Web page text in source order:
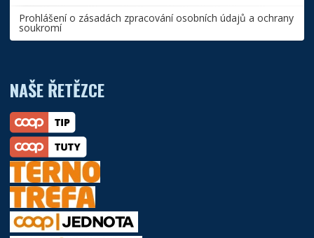
Prohlášení o zásadách zpracování osobních údajů a ochrany
soukromí
NAŠE ŘETĚZCE